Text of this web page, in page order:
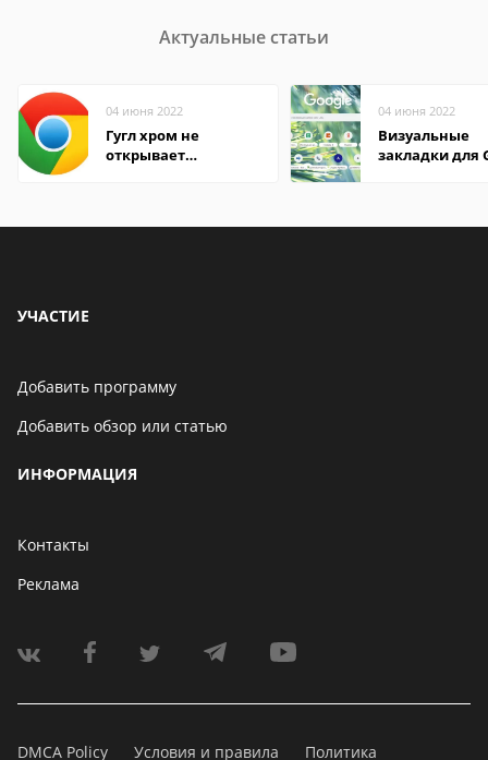
Актуальные статьи
04 июня 2022
Гугл хром не
открывает
04 июня 2022
Визуальные
закладки для
УЧАСТИЕ
Добавить программу
Добавить обзор или статью
ИНФОРМАЦИЯ
Контакты
Реклама
DMCA Policy Условия и правила Политика